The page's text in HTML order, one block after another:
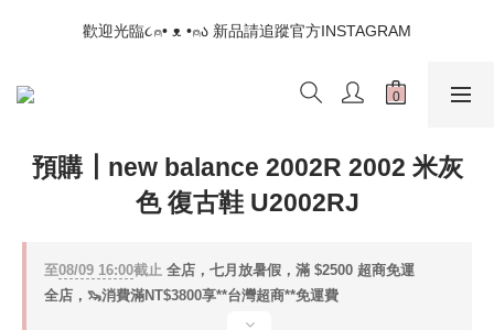
📣如果遇到結帳沒有反應，請另開瀏覽器 (不要直接從ig連結網站
下單)
歡迎光臨૮⍝• ᴥ •⍝ა 新品請追蹤官方INSTAGRAM
📣如果遇到結帳沒有反應，請另開瀏覽器 (不要直接從ig連結網站
預購┃new balance 2002R 2002 米灰
色 復古鞋 U2002RJ
至08/09 16:00截止 全店，七月放暑假，滿 $2500 超商免運
全店，🦦消費滿NT$3800享**台灣超商**免運費